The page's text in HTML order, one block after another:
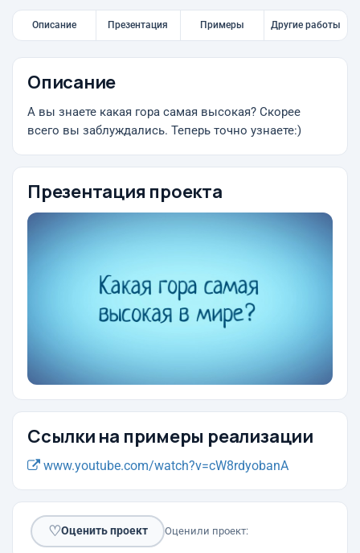
Описание Презентация Примеры Другие работы
Описание
А вы знаете какая гора самая высокая? Скорее
всего вы заблуждались. Теперь точно узнаете:)
Презентация проекта
Ссылки на примеры реализации
www.youtube.com/watch?v=cW8rdyobanA
♡Оценить проект Оценили проект: